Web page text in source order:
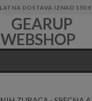
DOSTAVA IZNAD 150 €